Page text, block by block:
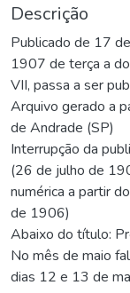
Descrição
Publicado de 17
1907 de terça a
VII, passa a ser
Arquivo gerado a
de Andrade (SP)
Interrupção da
(26 de julho de
numérica a partir
de 1906)
Abaixo do título:
No mês de maio
dias 12 e 13 de